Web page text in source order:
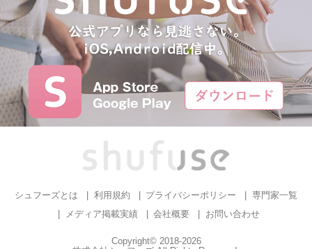
シュフーズとは 利用規約 プライバシーポリシー
専門家一覧
メディア掲載実績
会社概要 お問い合わせ
Copyright© 2018-2026